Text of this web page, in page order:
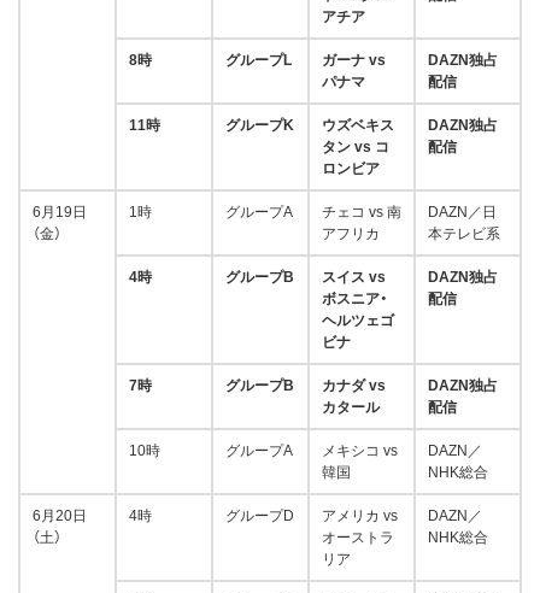
アチア
8時 グループL
ガーナ vs
パナマ
DAZN独占
配信
11時 グループK
ウズベキス
タン vs コ
ロンビア
DAZN独占
配信
6月19日
（金）
1時 グループA
チェコ vs 南
アフリカ
DAZN／日
本テレビ系
4時 グループB
スイス vs
ボスニア・
ヘルツェゴ
ビナ
DAZN独占
配信
7時 グループB
カナダ vs
カタール
DAZN独占
配信
10時 グループA
メキシコ vs
韓国
DAZN／
NHK総合
6月20日
（土）
4時 グループD
アメリカ vs
オーストラ
リア
DAZN／
NHK総合